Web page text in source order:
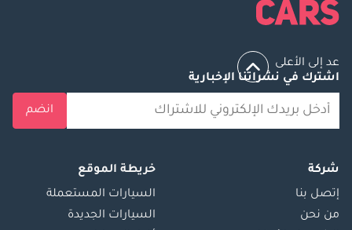
عد إلى الأعلى
اشترك في نشراتنا الإخبارية
انضم
شركة
إتصل بنا
من نحن
خريطة الموقع
السيارات المستعملة
السيارات الجديدة